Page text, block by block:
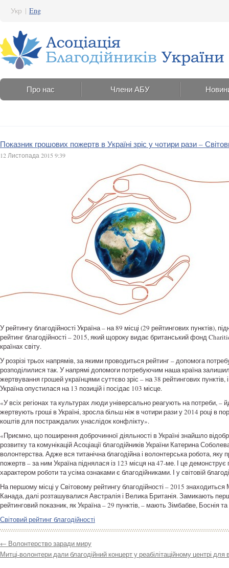
Укр | Eng
Про нас Члени АБУ
Показник грошових пожертв в Україні зріс у чотири рази –
12 Листопада 2015 9:39
У рейтингу благодійності Україна – на 89 місці (29 рейтингових пунктів),
рейтинг благодійності – 2015, який щороку видає британський фонд
країнах світу.
У розрізі трьох напрямів, за якими проводиться рейтинг – допомога
розподілилися так. У напрямі допомоги потребуючим наша країна
жертвування грошей українцями суттєво зріс – на 38 рейтингових
Україна опустилася на 13 позицій і посідає 103 місце.
«У всіх регіонах та культурах люди універсально реагують на потреби,
жертвують гроші в Україні, зросла більш ніж в чотири рази у 2014 році в
коштів для постраждалих унаслідок конфлікту».
«Приємно, що поширення доброчинної діяльності в Україні знайшло
розвитку та комунікацій Асоціації благодійників України Катерина
волонтерства. Адже вся титанічна благодійна і волонтерська робота,
пожертв – за ним Україна піднялася із 123 місця на 47-ме. І це
характером роботи та усіма ознаками є благодійниками. І у світовій
На першому місці у Світовому рейтингу благодійності – 2015
Канада, далі розташувалися Австралія і Велика Британія. Замикають
рейтинговий показник, як Україна – 29 пунктів, – мають Зімбабве, Боснія
Світовий рейтинг благодійності
← Волонтерство заради миру
Митці-волонтери дали благодійний концерт у реабілітаційному центрі для